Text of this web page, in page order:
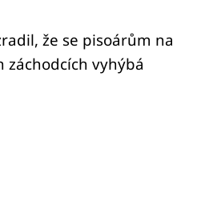
že se pisoárům na
záchodcích vyhýbá